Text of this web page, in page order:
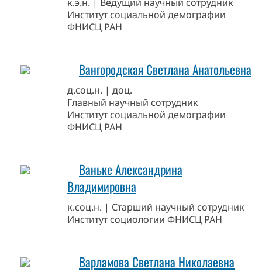
Институт социальной демографии
ФНИСЦ РАН
Вангородская Светлана Анатольевна
д.соц.н. | доц.
Главный научный сотрудник
Институт социальной демографии
ФНИСЦ РАН
Ваньке Александрина
Владимировна
к.соц.н. | Старший научный сотрудник
Институт социологии ФНИСЦ РАН
Варламова Светлана Николаевна